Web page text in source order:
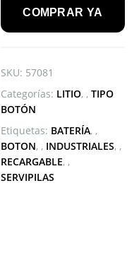
900mAh
RECARGABLE
COMPRAR YA
SKU: 57081
Categorías: LITIO , TIPO
BOTÓN
Etiquetas: BATERÍA ,
BOTON , INDUSTRIALES ,
RECARGABLE ,
SERVIPILAS